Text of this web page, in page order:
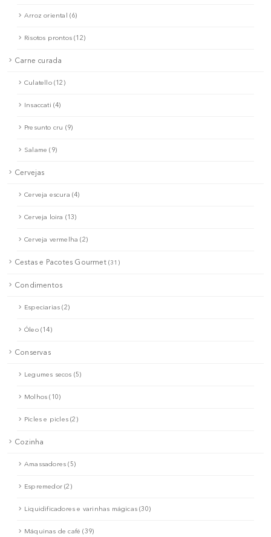
Arroz oriental (6)
Risotos prontos (12)
Carne curada
Culatello (12)
Insaccati (4)
Presunto cru (9)
Salame (9)
Cervejas
Cerveja escura (4)
Cerveja loira (13)
Cerveja vermelha (2)
Cestas e Pacotes Gourmet (31)
Condimentos
Especiarias (2)
Óleo (14)
Conservas
Legumes secos (5)
Molhos (10)
Picles e picles (2)
Cozinha
Amassadores (5)
Espremedor (2)
Liquidificadores e varinhas mágicas (30)
Máquinas de café (39)